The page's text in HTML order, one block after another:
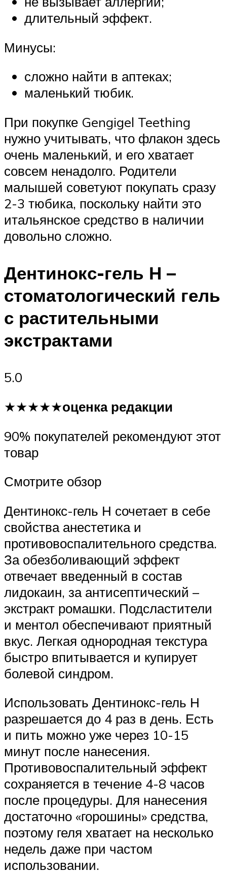
длительный эффект.
Минусы:
сложно найти в аптеках;
маленький тюбик.
При покупке Gengigel Teething
нужно учитывать, что флакон здесь
очень маленький, и его хватает
совсем ненадолго. Родители
малышей советуют покупать сразу
2-3 тюбика, поскольку найти это
итальянское средство в наличии
довольно сложно.
Дентинокс-гель Н –
стоматологический гель
с растительными
экстрактами
5.0
★★★★★оценка редакции
90% покупателей рекомендуют этот
товар
Смотрите обзор
Дентинокс-гель Н сочетает в себе
свойства анестетика и
противовоспалительного средства.
За обезболивающий эффект
отвечает введенный в состав
лидокаин, за антисептический –
экстракт ромашки. Подсластители
и ментол обеспечивают приятный
вкус. Легкая однородная текстура
быстро впитывается и купирует
болевой синдром.
Использовать Дентинокс-гель Н
разрешается до 4 раз в день. Есть
и пить можно уже через 10-15
минут после нанесения.
Противовоспалительный эффект
сохраняется в течение 4-8 часов
после процедуры. Для нанесения
достаточно «горошины» средства,
поэтому геля хватает на несколько
недель даже при частом
использовании.